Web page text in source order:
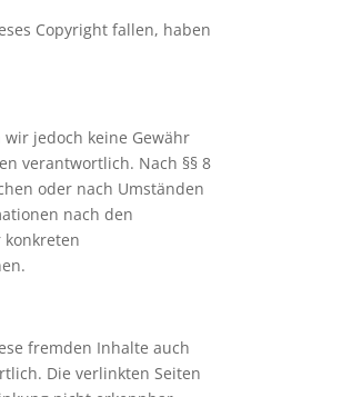
Copyright fallen, haben
jedoch keine Gewähr
verantwortlich. Nach §§ 8
oder nach Umständen
nach den
fremden Inhalte auch
Die verlinkten Seiten